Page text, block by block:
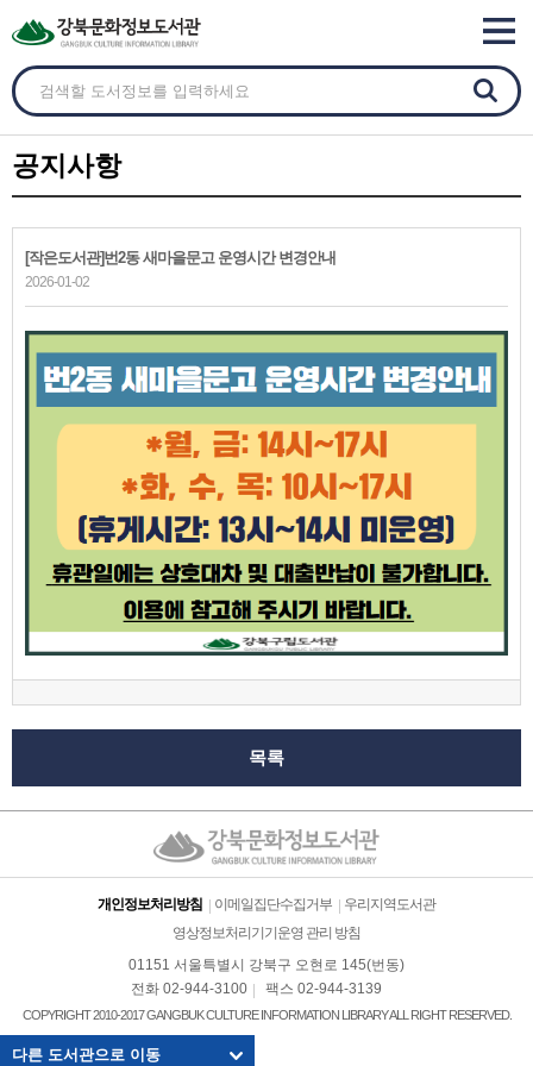
공지사항
[작은도서관]번2동 새마을문고 운영시간 변경안내
2026-01-02
목록
개인정보처리방침 이메일집단수집거부
우리지역도서관
영상정보처리기기운영 관리 방침
01151 서울특별시 강북구 오현로 145(번동)
전화 02-944-3100
팩스 02-944-3139
COPYRIGHT 2010-2017 GANGBUK CULTURE INFORMATION LIBRARY ALL RIGHT RESERVED.